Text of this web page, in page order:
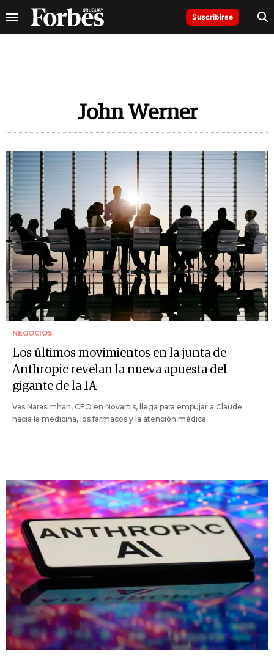
Suscribirse
John Werner
NEGOCIOS
Los últimos movimientos en la junta de
Anthropic revelan la nueva apuesta del
gigante de la IA
Vas Narasimhan, CEO en Novartis, llega para empujar a Claude
hacia la medicina, los fármacos y la atención médica.